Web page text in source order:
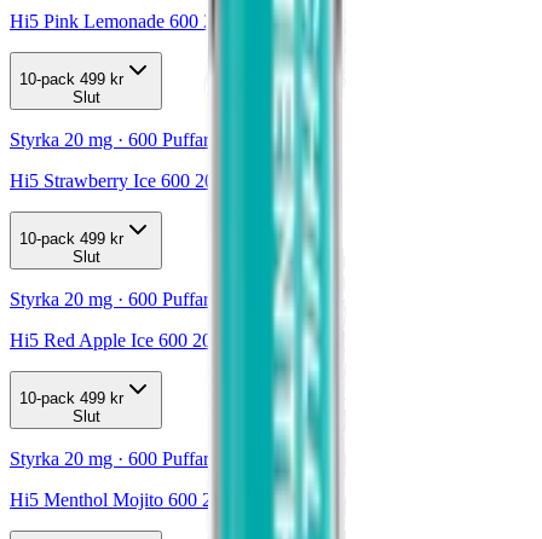
Hi5 Pink Lemonade 600 20 mg
10-pack 499 kr
Slut
Styrka 20 mg · 600 Puffar
Hi5 Strawberry Ice 600 20 mg
10-pack 499 kr
Slut
Styrka 20 mg · 600 Puffar
Hi5 Red Apple Ice 600 20 mg
10-pack 499 kr
Slut
Styrka 20 mg · 600 Puffar
Hi5 Menthol Mojito 600 20 mg